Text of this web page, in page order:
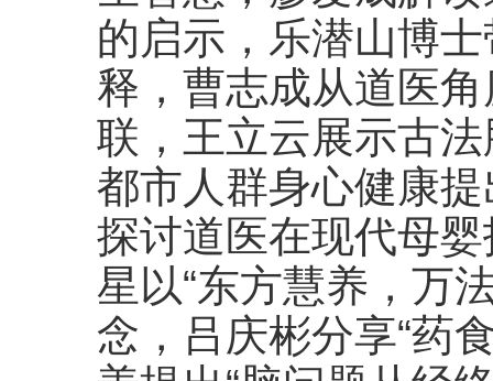
的启示，乐潜山博
释，曹志成从道医
联，王立云展示古
都市人群身心健康
探讨道医在现代母
星以“东方慧养，万
念，吕庆彬分享“药